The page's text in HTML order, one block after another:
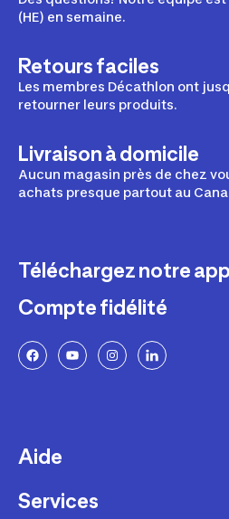
(HE) en semaine.
Retours faciles
Les membres Décathlon ont
retourner leurs produits.
Livraison à domicile
Aucun magasin près de chez
achats presque partout au
Téléchargez notre
Compte fidélité
Aide
Livraison
Services